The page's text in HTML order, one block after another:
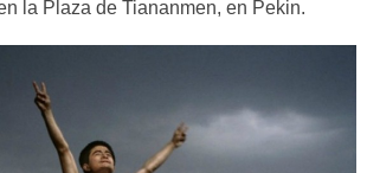
la Plaza de Tiananmen, en Pekin.